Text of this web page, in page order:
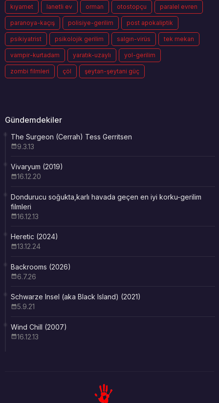
kıyamet lanetli ev orman otostopçu paralel evren
paranoya-kaçış polisiye-gerilim post apokaliptik
psikiyatrist psikolojik gerilim salgın-virüs tek mekan
vampir-kurtadam yaratık-uzaylı yol-gerilim
zombi filmleri çöl şeytan-şeytani güç
Gündemdekiler
The Surgeon (Cerrah) Tess Gerritsen
9.3.13
Vivaryum (2019)
16.12.20
Dondurucu soğukta,karlı havada geçen en iyi korku-gerilim
filmleri
16.12.13
Heretic (2024)
13.12.24
Backrooms (2026)
6.7.26
Schwarze Insel (aka Black Island) (2021)
5.9.21
Wind Chill (2007)
16.12.13